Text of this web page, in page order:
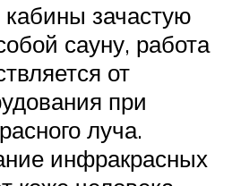
зачастую
сауну, работа
от
при
луча.
инфракрасных